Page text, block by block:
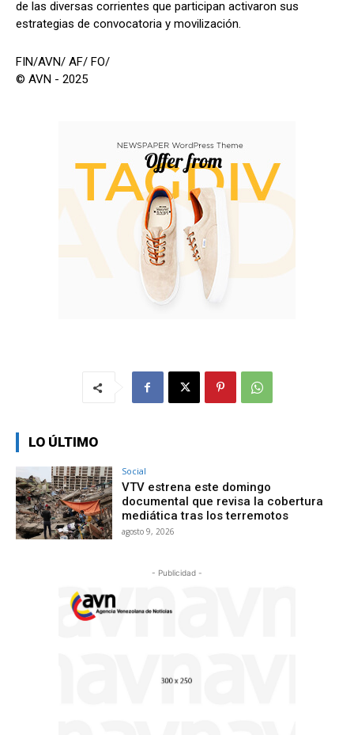
de las diversas corrientes que participan activaron sus
estrategias de convocatoria y movilización.
FIN/AVN/ AF/ FO/
© AVN - 2025
LO ÚLTIMO
Social
VTV estrena este domingo
documental que revisa la cobertura
mediática tras los terremotos
agosto 9, 2026
- Publicidad -